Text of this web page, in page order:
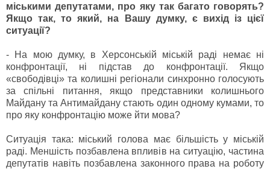
міськими депутатами, про яку так багато говорять?
Якщо так, то який, на Вашу думку, є вихід із цієї
ситуації?
- На мою думку, в Херсонській міській раді немає ні
конфронтації, ні підстав до конфронтації. Якщо
«свободівці» та колишні регіонали синхронно голосують
за спільні питання, якщо представники колишнього
Майдану та Антимайдану стають один одному кумами, то
про яку конфронтацію може йти мова?
Ситуація така: міський голова має більшість у міській
раді. Меншість позбавлена впливів на ситуацію, частина
депутатів навіть позбавлена законного права на роботу